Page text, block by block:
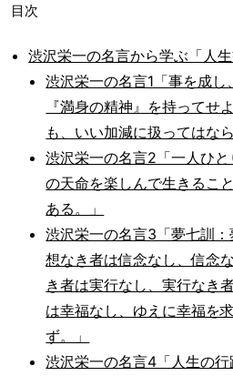
目次
渋沢栄一の名言から学ぶ「人生
渋沢栄一の名言1「事を成
『満身の精神』を持ってせ
も、いい加減に扱ってはなら
渋沢栄一の名言2「一人ひ
の天命を楽しんで生きるこ
ある。」
渋沢栄一の名言3「夢七訓
想なき者は信念なし、信念
き者は実行なし、実行なき
は幸福なし、ゆえに幸福を
ず。」
渋沢栄一の名言4「人生の